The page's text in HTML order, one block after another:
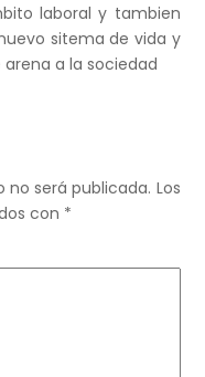
laboral y tambien
sitema de vida y
a la sociedad
será publicada. Los
con *